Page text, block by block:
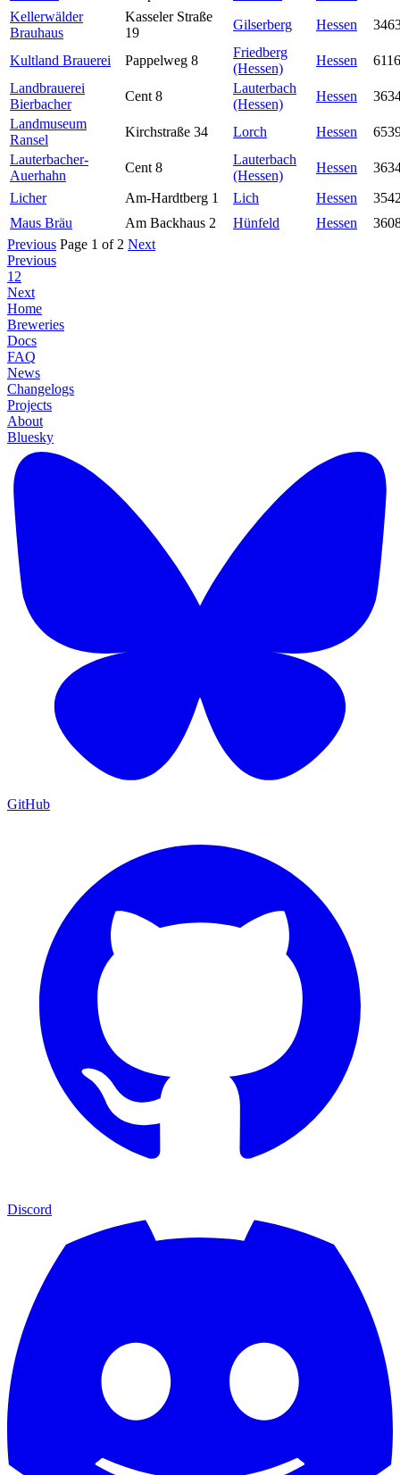
Kellerwälder
Brauhaus
Kasseler Straße
19
Gilserberg Hessen
Kultland Brauerei Pappelweg 8
Friedberg
(Hessen)
Hessen
Landbrauerei
Bierbacher
Cent 8
Lauterbach
(Hessen)
Hessen
Landmuseum
Ransel
Kirchstraße 34 Lorch Hessen
Lauterbacher-
Auerhahn
Cent 8
Lauterbach
(Hessen)
Hessen
Licher
Am-Hardtberg 1 Lich Hessen
Maus Bräu
Am Backhaus 2 Hünfeld Hessen
Previous Page 1 of 2 Next
Previous
1 2
Next
Home
Breweries
Docs
FAQ
News
Changelogs
Projects
About
Bluesky
GitHub
Discord